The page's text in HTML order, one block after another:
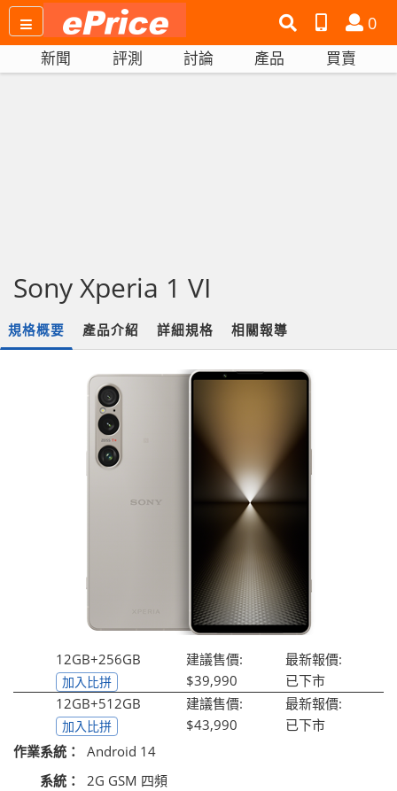
搜
尋
產
品
比
會
員
0
新聞 評測 討論 產品 買賣
Sony Xperia 1 VI
規格概要 產品介紹 詳細規格 相關報導
12GB+256GB
加入比拼
建議售價:
$39,990
最新報價:
已下市
12GB+512GB
加入比拼
建議售價:
$43,990
最新報價:
已下市
作業系統：
Android 14
系統：
2G GSM 四頻